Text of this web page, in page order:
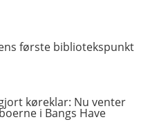
første bibliotekspunkt
køreklar: Nu venter
i Bangs Have